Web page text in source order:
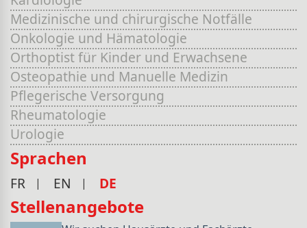
Medizinische und chirurgische Notfälle
Onkologie und Hämatologie
Orthoptist für Kinder und Erwachsene
Osteopathie und Manuelle Medizin
Pflegerische Versorgung
Rheumatologie
Urologie
Sprachen
FR EN DE
Stellenangebote